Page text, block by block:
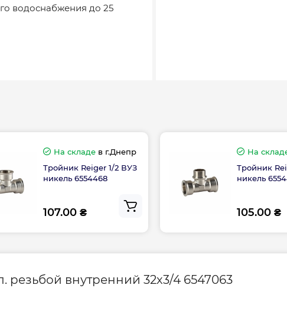
водоснабжения до 25
На складев г.Днепр
Тройник Reiger 1/2 ВУЗ
никель 6554468
107.00 ₴
На
Тройник
никель
105.00 ₴
внутренний 32х3/4 6547063